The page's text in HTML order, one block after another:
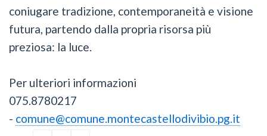
coniugare tradizione, contemporaneità e visione
futura, partendo dalla propria risorsa più
preziosa: la luce.
Per ulteriori informazioni
075.8780217
- comune@comune.montecastellodivibio.pg.it